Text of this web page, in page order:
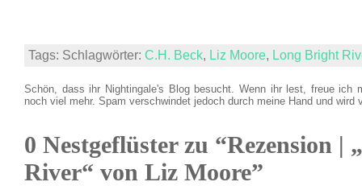
Tags: Schlagwörter: C.H. Beck, Liz Moore, Long Bright
Schön, dass ihr Nightingale's Blog besucht. Wenn ihr lest, freue ich
noch viel mehr. Spam verschwindet jedoch durch meine Hand und wird
0 Nestgeflüster zu “Rezension |
River“ von Liz Moore”